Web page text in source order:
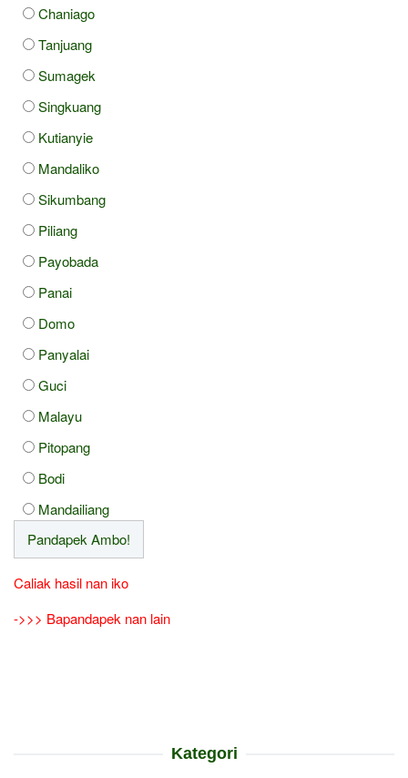
Chaniago
Tanjuang
Sumagek
Singkuang
Kutianyie
Mandaliko
Sikumbang
Piliang
Payobada
Panai
Domo
Panyalai
Guci
Malayu
Pitopang
Bodi
Mandailiang
Caliak hasil nan iko
->>> Bapandapek nan lain
Kategori